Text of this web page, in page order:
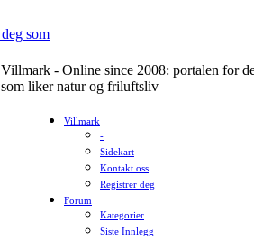
Villmark - Online since 2008: portalen for
som liker natur og friluftsliv
Villmark
-
Sidekart
Kontakt oss
Registrer deg
Forum
Kategorier
Siste Innlegg